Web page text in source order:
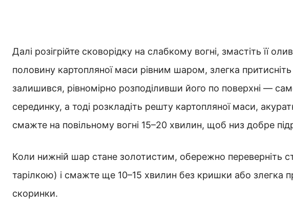
Далі розігрійте сковорідку на слабкому вогні, змастіть її
половину картопляної маси рівним шаром, злегка
залишився, рівномірно розподіливши його по поверхні —
серединку, а тоді розкладіть решту картопляної маси,
смажте на повільному вогні 15–20 хвилин, щоб низ добре
Коли нижній шар стане золотистим, обережно переверніть
тарілкою) і смажте ще 10–15 хвилин без кришки або злегка
скоринки.